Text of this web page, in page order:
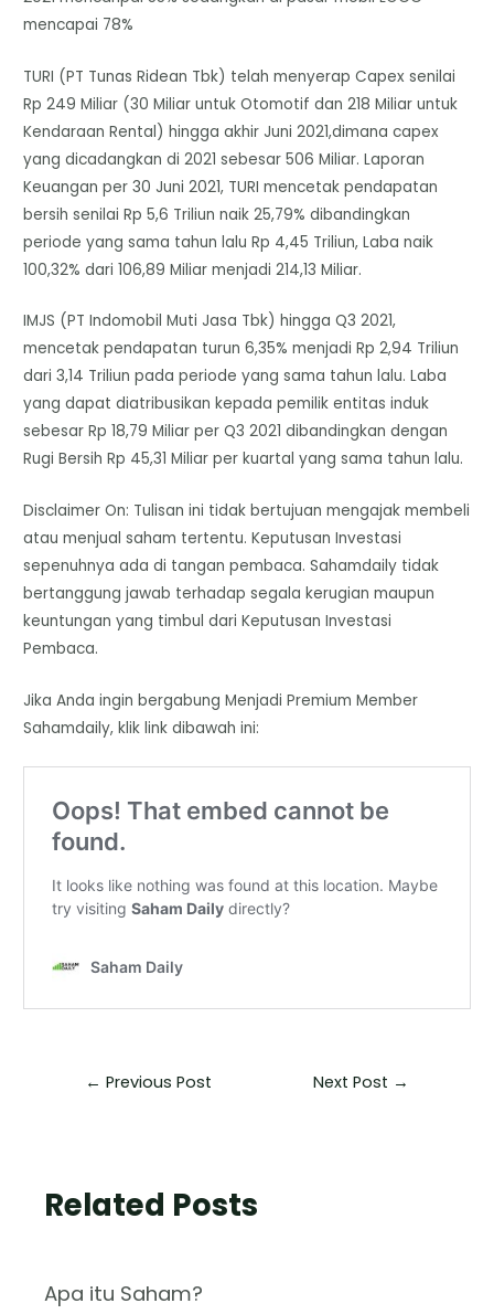
mencapai 78%
TURI (PT Tunas Ridean Tbk) telah menyerap Capex senilai
Rp 249 Miliar (30 Miliar untuk Otomotif dan 218 Miliar untuk
Kendaraan Rental) hingga akhir Juni 2021,dimana capex
yang dicadangkan di 2021 sebesar 506 Miliar. Laporan
Keuangan per 30 Juni 2021, TURI mencetak pendapatan
bersih senilai Rp 5,6 Triliun naik 25,79% dibandingkan
periode yang sama tahun lalu Rp 4,45 Triliun, Laba naik
100,32% dari 106,89 Miliar menjadi 214,13 Miliar.
IMJS (PT Indomobil Muti Jasa Tbk) hingga Q3 2021,
mencetak pendapatan turun 6,35% menjadi Rp 2,94 Triliun
dari 3,14 Triliun pada periode yang sama tahun lalu. Laba
yang dapat diatribusikan kepada pemilik entitas induk
sebesar Rp 18,79 Miliar per Q3 2021 dibandingkan dengan
Rugi Bersih Rp 45,31 Miliar per kuartal yang sama tahun lalu.
Disclaimer On: Tulisan ini tidak bertujuan mengajak membeli
atau menjual saham tertentu. Keputusan Investasi
sepenuhnya ada di tangan pembaca. Sahamdaily tidak
bertanggung jawab terhadap segala kerugian maupun
keuntungan yang timbul dari Keputusan Investasi
Pembaca.
Jika Anda ingin bergabung Menjadi Premium Member
Sahamdaily, klik link dibawah ini:
← Previous Post Next Post →
Related Posts
Apa itu Saham?